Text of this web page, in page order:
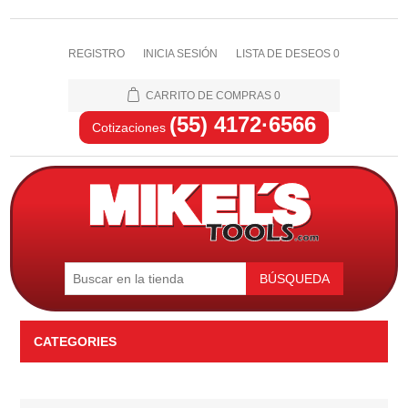
REGISTRO INICIA SESIÓN LISTA DE DESEOS 0
CARRITO DE COMPRAS 0
Cotizaciones (55) 4172·6566
BÚSQUEDA
CATEGORIES